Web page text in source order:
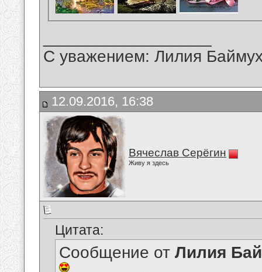
С уважением: Лилия
12.09.2016, 16:38
Вячеслав Серёгин
Живу я здесь
Цитата:
Сообщение от Лилия